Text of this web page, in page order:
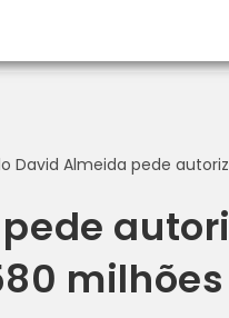
milhões